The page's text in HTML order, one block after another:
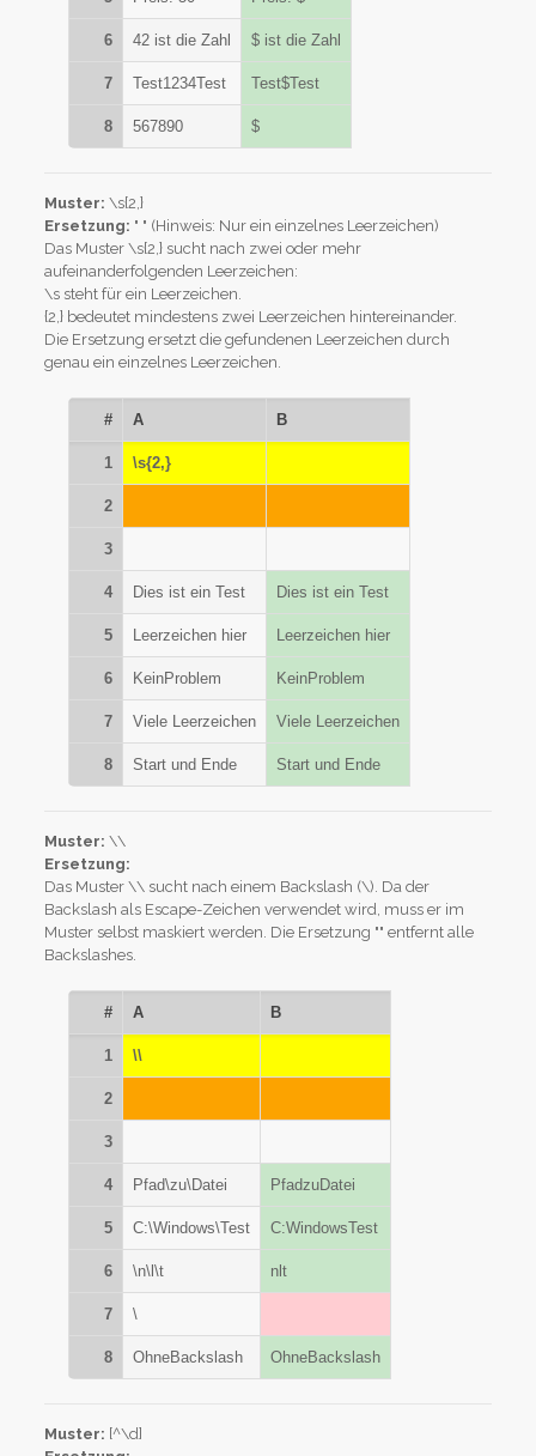
6 42 ist die Zahl $ ist die Zahl
7 Test1234Test Test$Test
8 567890 $
Muster: \s{2,}
Ersetzung: " " (Hinweis: Nur ein einzelnes Leerzeichen)
Das Muster \s{2,} sucht nach zwei oder mehr
aufeinanderfolgenden Leerzeichen:
\s steht für ein Leerzeichen.
{2,} bedeutet mindestens zwei Leerzeichen hintereinander.
Die Ersetzung ersetzt die gefundenen Leerzeichen durch
genau ein einzelnes Leerzeichen.
# A B
1 \s{2,}
2
3
4 Dies ist ein Test Dies ist ein Test
5 Leerzeichen hier Leerzeichen hier
6 KeinProblem KeinProblem
7 Viele Leerzeichen Viele Leerzeichen
8 Start und Ende Start und Ende
Muster: \\
Ersetzung:
Das Muster \\ sucht nach einem Backslash (\). Da der
Backslash als Escape-Zeichen verwendet wird, muss er im
Muster selbst maskiert werden. Die Ersetzung "" entfernt alle
Backslashes.
# A B
1 \\
2
3
4 Pfad\zu\Datei PfadzuDatei
5 C:\Windows\Test C:WindowsTest
6 \n\l\t nlt
7 \
8 OhneBackslash OhneBackslash
Muster: [^\d]